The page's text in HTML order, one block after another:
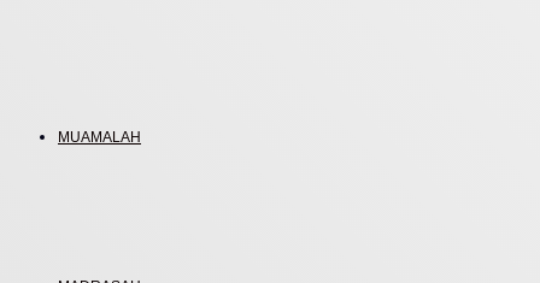
MUAMALAH